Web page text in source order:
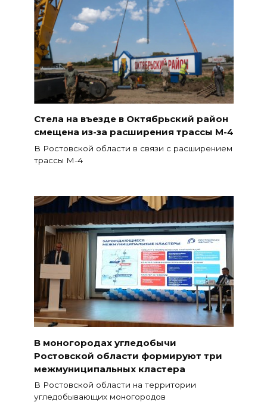
Стела на въезде в Октябрьский район
смещена из-за расширения трассы М-4
В Ростовской области в связи с расширением
трассы М-4
В моногородах угледобычи
Ростовской области формируют три
межмуниципальных кластера
В Ростовской области на территории
угледобывающих моногородов